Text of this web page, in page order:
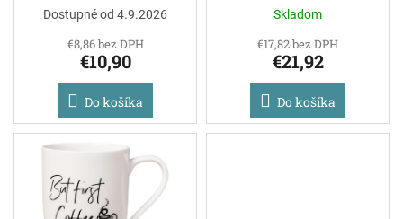
Dostupné od 4.9.2026
€8,86 bez DPH
€10,90
Do košíka
Skladom
€17,82 bez DPH
€21,92
Do košíka